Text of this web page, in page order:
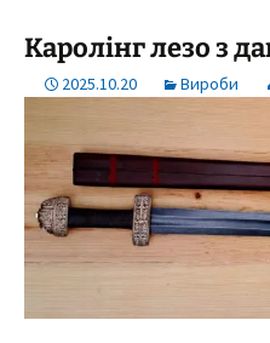
Каролінг лезо з
2025.10.20 Вироби